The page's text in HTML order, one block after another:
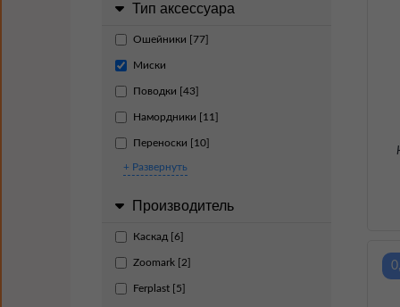
Тип аксессуара
Ошейники [77]
Миски
Поводки [43]
Намордники [11]
Переноски [10]
+ Развернуть
Производитель
Каскад [6]
Zoomark [2]
Ferplast [5]